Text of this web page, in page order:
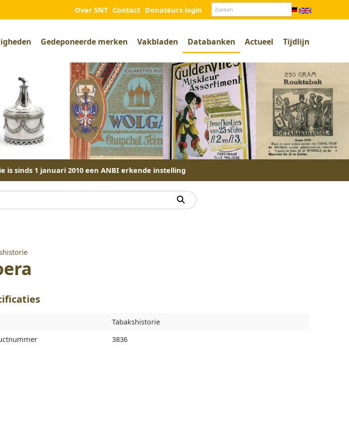
Over SNT Contact Donateurs login
Gedeponeerde merken Vakbladen Databanken Actueel Tijdlijn
is sinds 1 januari 2010 een ANBI erkende instelling
Tabakshistorie
3836